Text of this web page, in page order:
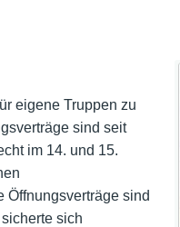
Häufige Fragen
eigene Truppen zu
sind seit
im 14. und 15.
sind
sich